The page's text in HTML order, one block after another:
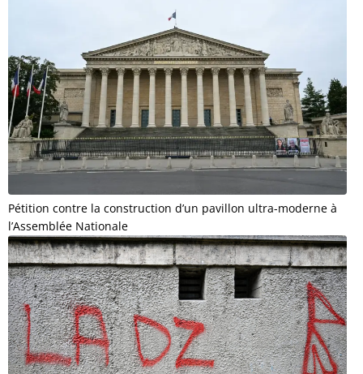
Pétition contre la construction d’un pavillon ultra-moderne à
l’Assemblée Nationale